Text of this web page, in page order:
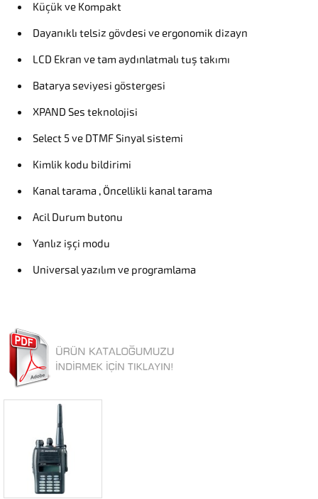
Küçük ve Kompakt
Dayanıklı telsiz gövdesi ve ergonomik dizayn
LCD Ekran ve tam aydınlatmalı tuş takımı
Batarya seviyesi göstergesi
XPAND Ses teknolojisi
Select 5 ve DTMF Sinyal sistemi
Kimlik kodu bildirimi
Kanal tarama , Öncellikli kanal tarama
Acil Durum butonu
Yanlız işçi modu
Universal yazılım ve programlama